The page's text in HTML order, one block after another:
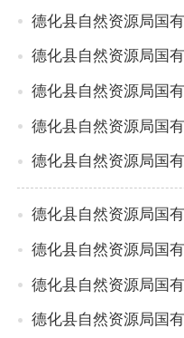
德化县自然资源局国
德化县自然资源局国
德化县自然资源局国
德化县自然资源局国
德化县自然资源局国
德化县自然资源局国
德化县自然资源局国
德化县自然资源局国
德化县自然资源局国